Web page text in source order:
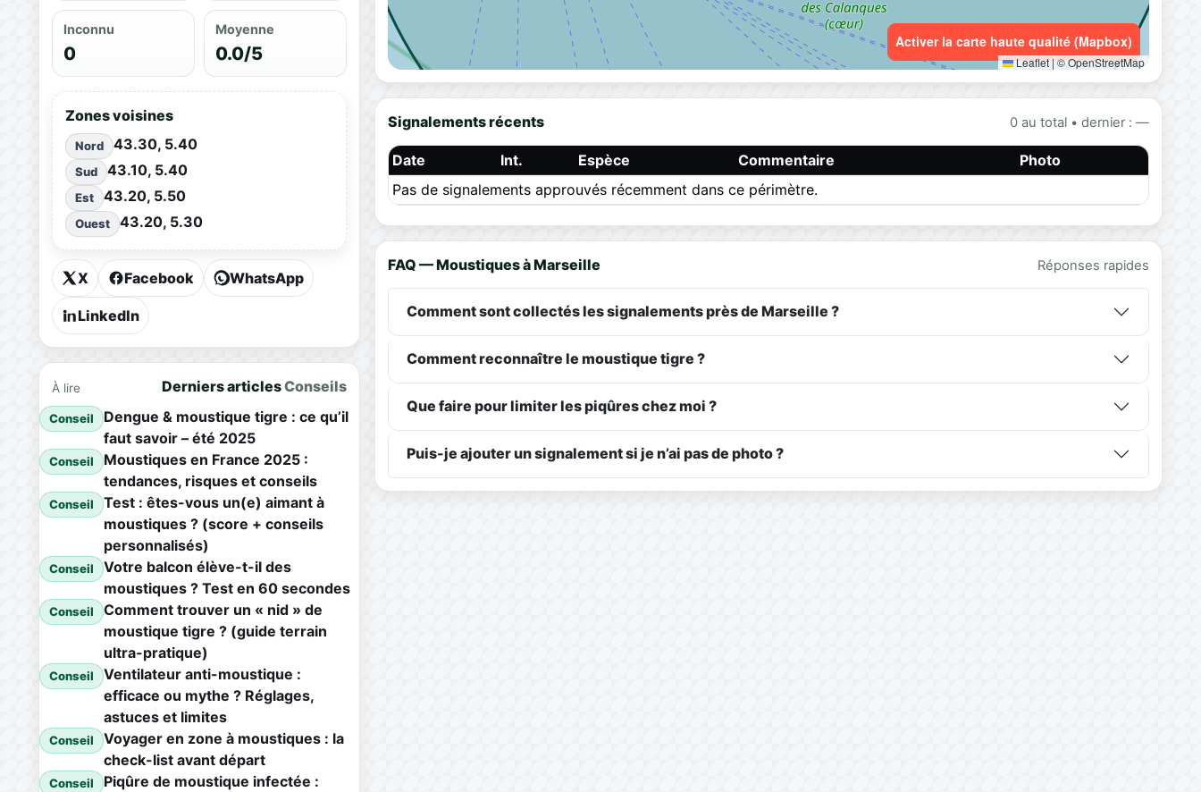
Inconnu
0
Moyenne
0.0/5
Zones voisines
Nord 43.30, 5.40
Sud 43.10, 5.40
Est 43.20, 5.50
Ouest 43.20, 5.30
X Facebook WhatsApp
LinkedIn
À lire Derniers articlesConseils
Conseil
Dengue & moustique tigre : ce qu’il
faut savoir – été 2025
Conseil
Moustiques en France 2025 :
tendances, risques et conseils
Conseil
Test : êtes-vous un(e) aimant à
moustiques ? (score + conseils
personnalisés)
Conseil
Votre balcon élève-t-il des
moustiques ? Test en 60 secondes
Conseil
Comment trouver un « nid » de
moustique tigre ? (guide terrain
ultra-pratique)
Conseil
Ventilateur anti-moustique :
efficace ou mythe ? Réglages,
astuces et limites
Conseil
Voyager en zone à moustiques : la
check-list avant départ
Conseil
Piqûre de moustique infectée :
Leaflet|© OpenStreetMap
Activer la carte haute qualité (Mapbox)
Signalements récents 0 au total • dernier : —
Date Int. Espèce Commentaire
Photo
Pas de signalements approuvés récemment dans ce périmètre.
FAQ — Moustiques à Marseille Réponses rapides
Comment sont collectés les signalements près de Marseille ?
Comment reconnaître le moustique tigre ?
Que faire pour limiter les piqûres chez moi ?
Puis-je ajouter un signalement si je n’ai pas de photo ?